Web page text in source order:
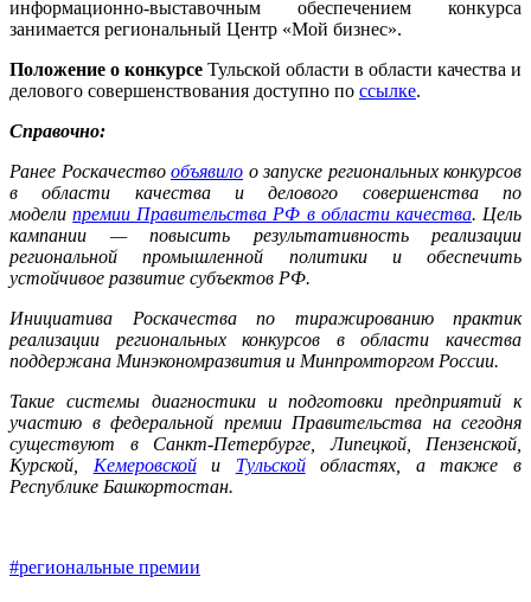
информационно-выставочным обеспечением конкурса
занимается региональный Центр «Мой бизнес».
Положение о конкурсе Тульской области в области качества и
делового совершенствования доступно по ссылке.
Справочно:
Ранее Роскачество объявило о запуске региональных конкурсов
в области качества и делового совершенства по
моделипремии Правительства РФ в области качества. Цель
кампании — повысить результативность реализации
региональной промышленной политики и обеспечить
устойчивое развитие субъектов РФ.
Инициатива Роскачества по тиражированию практик
реализации региональных конкурсов в области качества
поддержана Минэкономразвития и Минпромторгом России.
Такие системы диагностики и подготовки предприятий к
участию в федеральной премии Правительства на сегодня
существуют в Санкт-Петербурге, Липецкой, Пензенской,
Курской, Кемеровскойи Тульскойобластях, а также в
Республике Башкортостан.
#региональные премии